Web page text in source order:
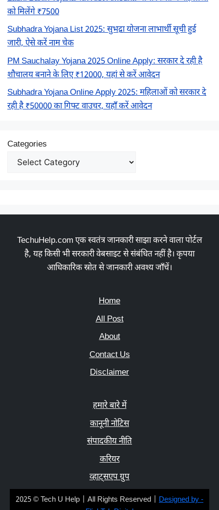
को मिलेंगे ₹7500
Subhadra Yojana List 2025: सुभद्रा योजना लाभार्थी सूची हुई
जारी, ऐसे करें नाम चेक
PM Sauchalay Yojana 2025 Online Apply: सरकार दे रही है
शौचालय बनाने के लिए ₹12000, यहां से करें आवेदन
Subhadra Yojana Online Apply 2025: महिलाओं को सरकार दे
रही है ₹50000 का गिफ्ट वाउचर, यहाँ करें आवेदन
Categories
TechuHelp.com एक स्वतंत्र जानकारी साझा करने वाला पोर्टल
है, यह किसी भी सरकारी वेबसाइट से संबंधित नहीं है। कृपया
आधिकारिक स्रोत से जानकारी अवश्य जाँचें।
Home
All Post
About
Contact Us
Disclaimer
हमारे बारे में
कानूनी नोटिस
संपादकीय नीति
करियर
व्हाट्सएप ग्रुप
2025 © Tech U Help | All Rights Reserved | Designed by -